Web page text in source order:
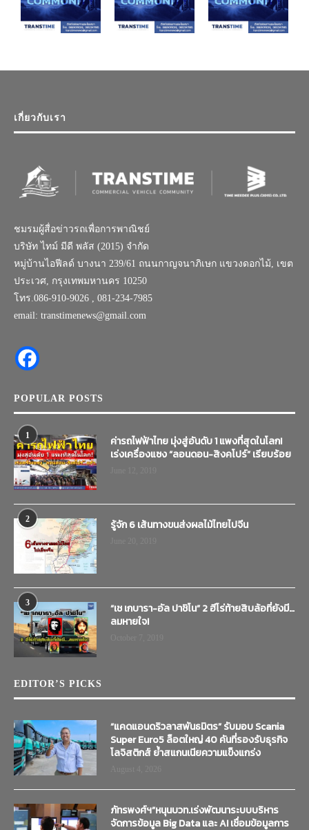
เกี่ยวกับเรา
ชมรมผู้สื่อข่าวรถเพื่อการพาณิชย์
บริษัท ไทม์ มีดี พลัส (2015) จำกัด
หมู่บ้านไอฟีลด์ บางนา 239/61 ถนนกาญจนาภิเษก แขวงดอกไม้, เขต
ประเวศ, กรุงเทพมหานคร 10250
โทร.086-910-9026 , 081-234-7985
email: transtimenews@gmail.com
POPULAR POSTS
1
ค่ารถไฟฟ้าไทย มุ่งสู่อันดับ 1 แพงที่สุดในโลก!
เร่งเครื่องแซง “ลอนดอน-สิงคโปร์” เรียบร้อย
2 รู้จัก 6 เส้นทางขนส่งผลไม้ไทยไปจีน
3
“เช เกบารา-อัล ปาชิโน” 2 ฮีโร่ท้ายสิบล้อที่ยังมี…
ลมหายใจ!
EDITOR’S PICKS
“แคดแอนดริวลาสพันธมิตร” รับมอบ Scania
Super Euro5 ล็อตใหญ่ 40 คันที่รองรับธุรกิจ
โลจิสติกส์ ย้ำสแกนเนียความแข็งแกร่ง
ภัทรพงศ์ฯ”หนุนบวท.เร่งพัฒนาระบบบริหาร
จัดการข้อมูล Big Data และ AI เชื่อมข้อมูลการ